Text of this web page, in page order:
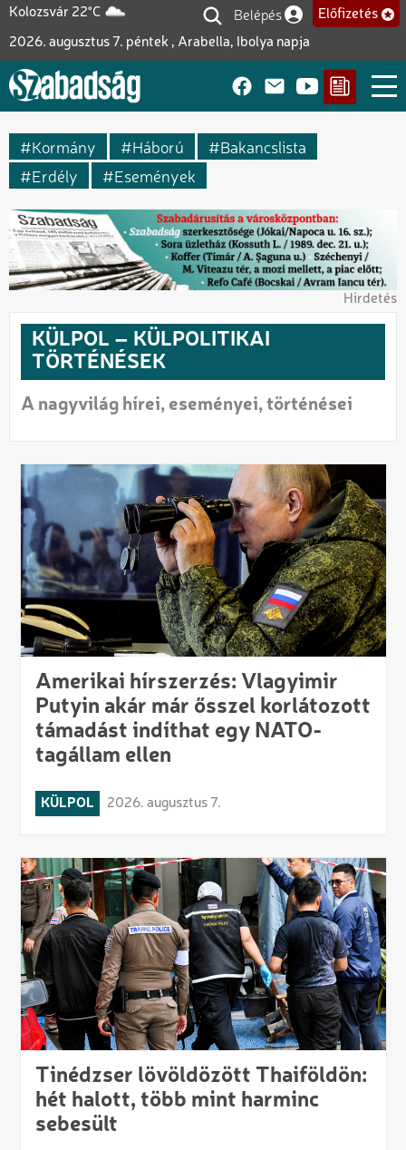
Ugrás
tartalomra
Kolozsvár 22°C
2026. augusztus 7. péntek , Arabella, Ibolya napja
Felhasználói fiók
Belépés Előfizetés
Kormány Háború
Bakancslista
Erdély
Események
Hirdetés
KÜLPOL – KÜLPOLITIKAI
TÖRTÉNÉSEK
A nagyvilág hírei, eseményei, történései
Amerikai hírszerzés: Vlagyimir
Putyin akár már ősszel korlátozott
támadást indíthat egy NATO-
tagállam ellen
KÜLPOL 2026. augusztus 7.
Tinédzser lövöldözött Thaiföldön:
hét halott, több mint harminc
sebesült